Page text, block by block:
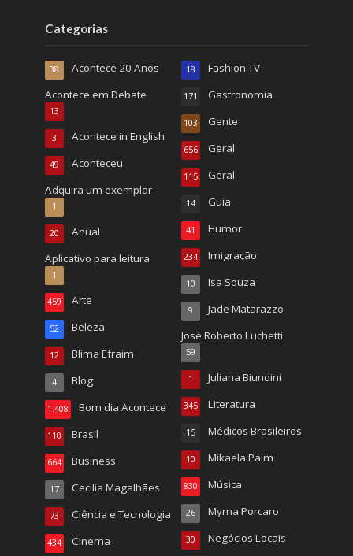
Categorias
Acontece 20 Anos
38
Acontece em Debate
13
Acontece in English
3
Aconteceu
49
Adquira um exemplar
1
Anual
20
Aplicativo para leitura
1
Arte
459
Beleza
52
Blima Efraim
12
Blog
4
Bom dia Acontece
1.408
Brasil
110
Business
664
Cecilia Magalhães
17
Ciência e Tecnologia
73
Cinema
434
Fashion TV
18
Gastronomia
171
Gente
103
Geral
656
Geral
115
Guia
14
Humor
41
Imigração
234
Isa Souza
10
Jade Matarazzo
9
José Roberto Luchetti
59
Juliana Biundini
1
Literatura
345
Médicos Brasileiros
15
Mikaela Paim
10
Música
830
Myrna Porcaro
26
Negócios Locais
30